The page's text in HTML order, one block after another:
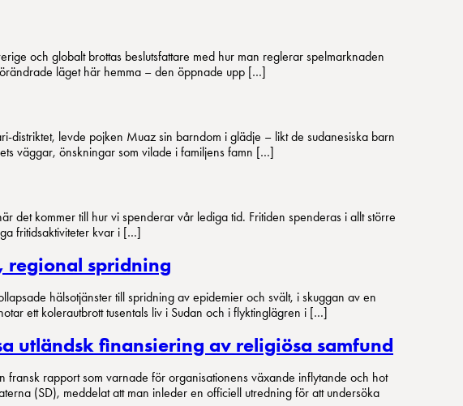
och globalt brottas beslutsfattare med hur man reglerar spelmarknaden
läget här hemma – den öppnade upp […]
distriktet, levde pojken Muaz sin barndom i glädje – likt de sudanesiska barn
väggar, önskningar som vilade i familjens famn […]
det kommer till hur vi spenderar vår lediga tid. Fritiden spenderas i allt större
fritidsaktiviteter kvar i […]
regional spridning
hälsotjänster till spridning av epidemier och svält, i skuggan av en
ett kolerautbrott tusentals liv i Sudan och i flyktinglägren i […]
utländsk finansiering av religiösa samfund
fransk rapport som varnade för organisationens växande inflytande och hot
(SD), meddelat att man inleder en officiell utredning för att undersöka